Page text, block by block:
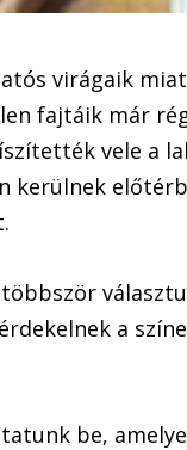
virágaik
fajtáik már
vele a
kerülnek
a
be,